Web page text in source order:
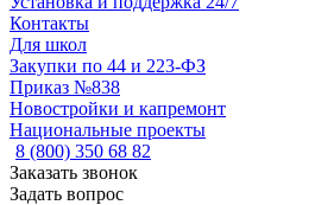
Контакты
Для школ
Закупки по 44 и 223-ФЗ
Приказ №838
Новостройки и капремонт
Национальные проекты
8 (800) 350 68 82
Заказать звонок
Задать вопрос